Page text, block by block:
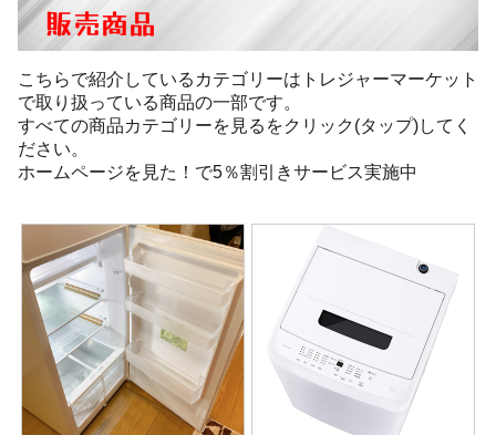
販売商品
こちらで紹介しているカテゴリーはトレジャーマーケット
で取り扱っている商品の一部です。
すべての商品カテゴリーを見るをクリック(タップ)してく
ださい。
ホームページを見た！で5％割引きサービス実施中